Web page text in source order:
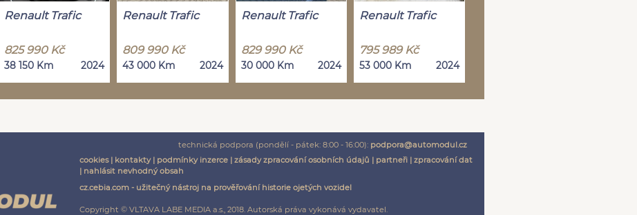
Renault Trafic
825 990 Kč
38 150 Km 2024
Renault Trafic
809 990 Kč
43 000 Km 2024
Renault Trafic
829 990 Kč
30 000 Km 2024
Renault Trafic
795 989 Kč
53 000 Km 2024
technická podpora (pondělí - pátek: 8:00 - 16:00): podpora@automodul.cz
cookies| kontakty| podmínky inzerce| zásady zpracování osobních údajů | partneři| zpracování dat
| nahlásit nevhodný obsah
cz.cebia.com - užitečný nástroj na prověřování historie ojetých vozidel
Copyright © VLTAVA LABE MEDIA a.s., 2018. Autorská práva vykonává vydavatel.